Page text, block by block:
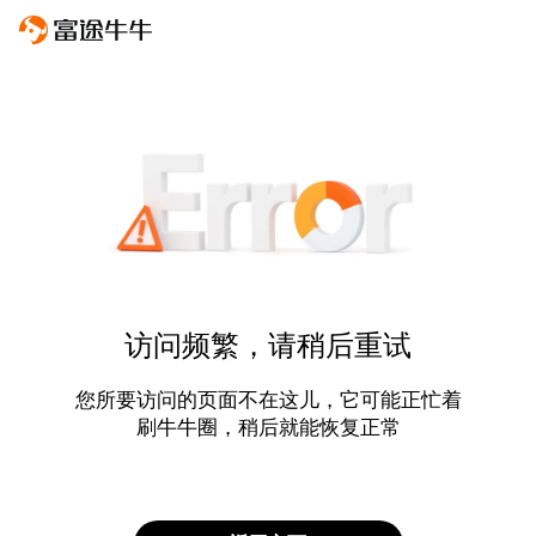
访问频繁，请稍后重试
您所要访问的页面不在这儿，它可能正忙着
刷牛牛圈，稍后就能恢复正常